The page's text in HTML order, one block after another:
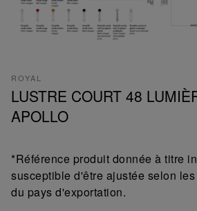
ROYAL
LUSTRE COURT 48
APOLLO
*Référence produit donnée à titre
susceptible d'être ajustée selon
du pays d'exportation.